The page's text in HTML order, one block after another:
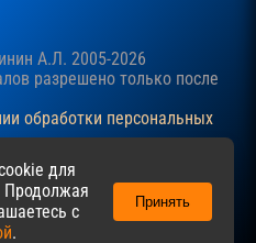
А.Л. 2005-2026
разрешено только после
обработки персональных
для учучшения
просматривать сайт,
в отношении файлов
для
Продолжая
с
.
Принять